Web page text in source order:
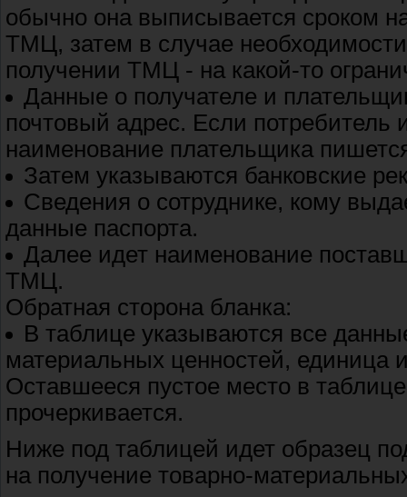
обычно она выписывается сроком
ТМЦ, затем в случае
получении ТМЦ - на какой-то
Данные о получателе и
почтовый адрес. Если потребитель
наименование плательщика
Затем указываются банковские
Сведения о сотруднике, кому
данные паспорта.
Далее идет наименование
ТМЦ.
Обратная сторона бланка:
В таблице указываются все
материальных ценностей, единица
Оставшееся пустое место в
прочеркивается.
Ниже под таблицей идет образец
на получение товарно-